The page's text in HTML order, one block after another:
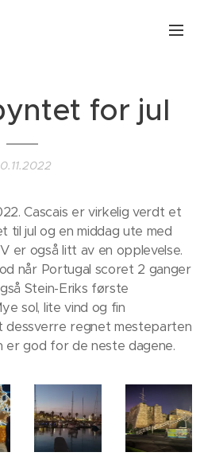
for jul
Cascais er virkelig verdt et
til jul og en middag ute med
er også litt av en opplevelse.
når Portugal scoret 2 ganger
Stein-Eriks første
sol, lite vind og fin
dessverre regnet mesteparten
er god for de neste dagene.